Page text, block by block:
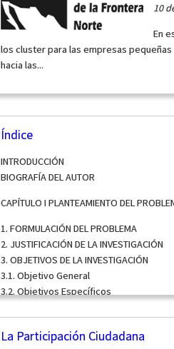
10
En
los cluster para las empresas
hacia las...
Índice
INTRODUCCIÓN
BIOGRAFÍA DEL AUTOR
CAPÍTULO I PLANTEAMIENTO DEL
1. FORMULACIÓN DEL PROBLEMA
2. JUSTIFICACIÓN DE LA INVESTIGACIÓN
3. OBJETIVOS DE LA INVESTIGACIÓN
3.1. Objetivo General
3.2. Objetivos Específicos
La Participación Ciudadana